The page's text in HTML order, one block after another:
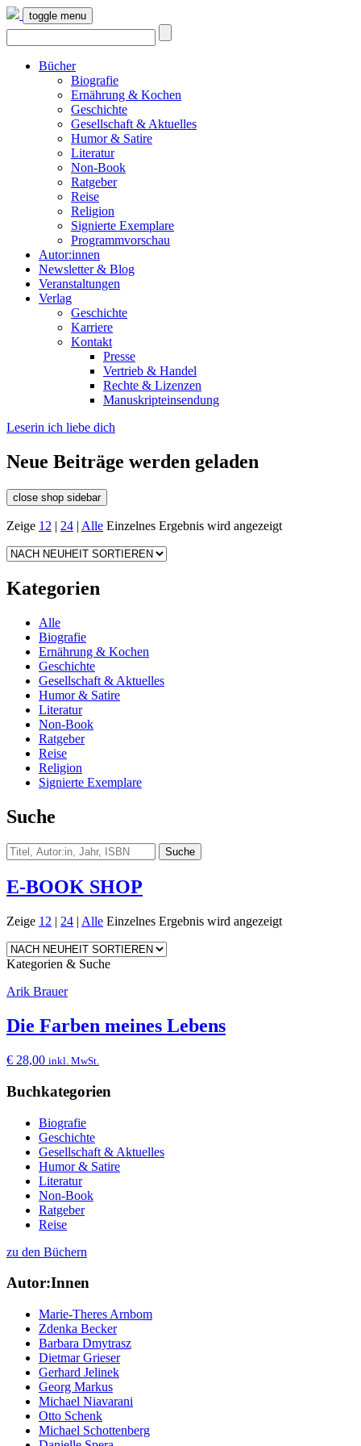
toggle menu
Bücher
Biografie
Ernährung & Kochen
Geschichte
Gesellschaft & Aktuelles
Humor & Satire
Literatur
Non-Book
Ratgeber
Reise
Religion
Signierte Exemplare
Programmvorschau
Autor:innen
Newsletter & Blog
Veranstaltungen
Verlag
Geschichte
Karriere
Kontakt
Presse
Vertrieb & Handel
Rechte & Lizenzen
Manuskripteinsendung
Leserin ich liebe dich
Neue Beiträge werden geladen
close shop sidebar
Zeige 12 | 24 | Alle Einzelnes Ergebnis wird angezeigt
Kategorien
Alle
Biografie
Ernährung & Kochen
Geschichte
Gesellschaft & Aktuelles
Humor & Satire
Literatur
Non-Book
Ratgeber
Reise
Religion
Signierte Exemplare
Suche
E-BOOK SHOP
Zeige 12 | 24 | Alle Einzelnes Ergebnis wird angezeigt
Kategorien & Suche
Arik Brauer
Die Farben meines Lebens
€ 28,00 inkl. MwSt.
Buchkategorien
Biografie
Geschichte
Gesellschaft & Aktuelles
Humor & Satire
Literatur
Non-Book
Ratgeber
Reise
zu den Büchern
Autor:Innen
Marie-Theres Arnbom
Zdenka Becker
Barbara Dmytrasz
Dietmar Grieser
Gerhard Jelinek
Georg Markus
Michael Niavarani
Otto Schenk
Michael Schottenberg